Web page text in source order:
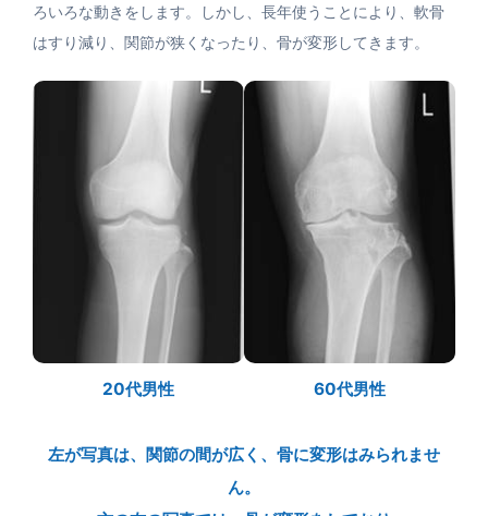
ろいろな動きをします。しかし、長年使うことにより、軟骨
はすり減り、関節が狭くなったり、骨が変形してきます。
20代男性 60代男性
左が写真は、関節の間が広く、骨に変形はみられませ
ん。